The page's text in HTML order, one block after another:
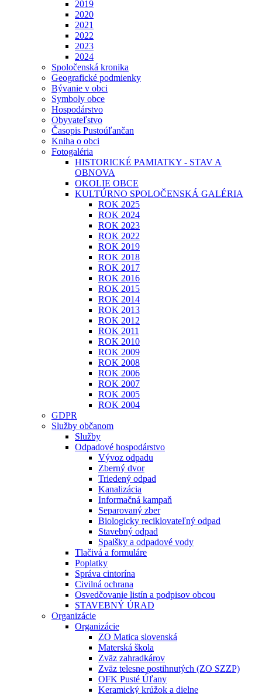
2019
2020
2021
2022
2023
2024
Spoločenská kronika
Geografické podmienky
Bývanie v obci
Symboly obce
Hospodárstvo
Obyvateľstvo
Časopis Pustoúľančan
Kniha o obci
Fotogaléria
HISTORICKÉ PAMIATKY - STAV A
OBNOVA
OKOLIE OBCE
KULTÚRNO SPOLOČENSKÁ GALÉRIA
ROK 2025
ROK 2024
ROK 2023
ROK 2022
ROK 2019
ROK 2018
ROK 2017
ROK 2016
ROK 2015
ROK 2014
ROK 2013
ROK 2012
ROK 2011
ROK 2010
ROK 2009
ROK 2008
ROK 2006
ROK 2007
ROK 2005
ROK 2004
GDPR
Služby občanom
Služby
Odpadové hospodárstvo
Vývoz odpadu
Zberný dvor
Triedený odpad
Kanalizácia
Informačná kampaň
Separovaný zber
Biologicky reciklovateľný odpad
Stavebný odpad
Spalšky a odpadové vody
Tlačivá a formuláre
Poplatky
Správa cintorína
Civilná ochrana
Osvedčovanie listín a podpisov obcou
STAVEBNÝ ÚRAD
Organizácie
Organizácie
ZO Matica slovenská
Materská škola
Zväz zahradkárov
Zväz telesne postihnutých (ZO SZZP)
OFK Pusté Úľany
Keramický krúžok a dielne